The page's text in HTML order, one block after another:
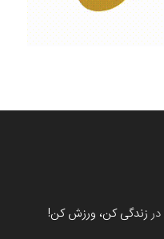
در زندگی کن، ورزش کن!